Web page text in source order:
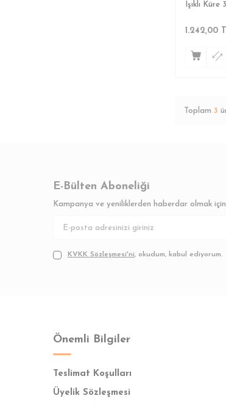
Işıklı Küre
1.242,00
Toplam 3
E-Bülten Aboneliği
Kampanya ve yeniliklerden haberdar olmak
KVKK Sözleşmesi'ni, okudum, kabul ediyorum.
Önemli Bilgiler
Teslimat Koşulları
Üyelik Sözleşmesi